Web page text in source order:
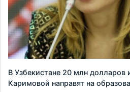
В Узбекистане 20 млн долларов
Каримовой направят на